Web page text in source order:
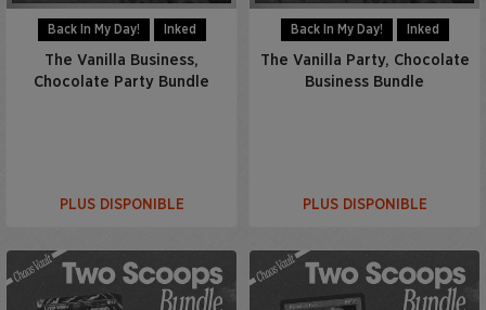
Back In My Day! Inked
The Vanilla Business,
Chocolate Party Bundle
PLUS DISPONIBLE
Back In My Day! Inked
The Vanilla Party, Chocolate
Business Bundle
PLUS DISPONIBLE